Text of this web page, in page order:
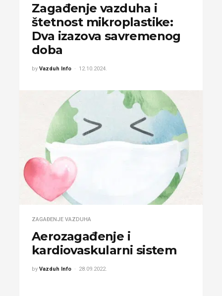
Zagađenje vazduha i
štetnost mikroplastike:
Dva izazova savremenog
doba
by Vazduh Info 12.10.2024.
ZAGAĐENJE VAZDUHA
Aerozagađenje i
kardiovaskularni sistem
by Vazduh Info 28.09.2022.